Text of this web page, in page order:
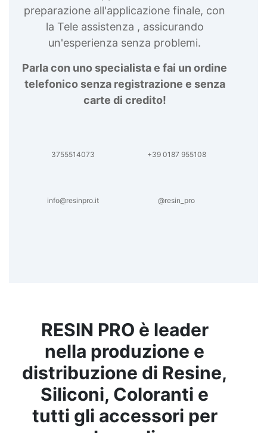
preparazione all'applicazione finale, con
la Tele assistenza , assicurando
un'esperienza senza problemi.
Parla con uno specialista e fai un ordine
telefonico senza registrazione e senza
carte di credito!
3755514073 +39 0187 955108
info@resinpro.it @resin_pro
RESIN PRO è leader
nella produzione e
distribuzione di Resine,
Siliconi, Coloranti e
tutti gli accessori per